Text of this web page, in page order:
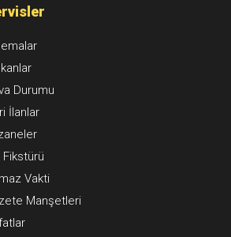
Durumu
İlanlar
Fikstürü
Vakti
Manşetleri